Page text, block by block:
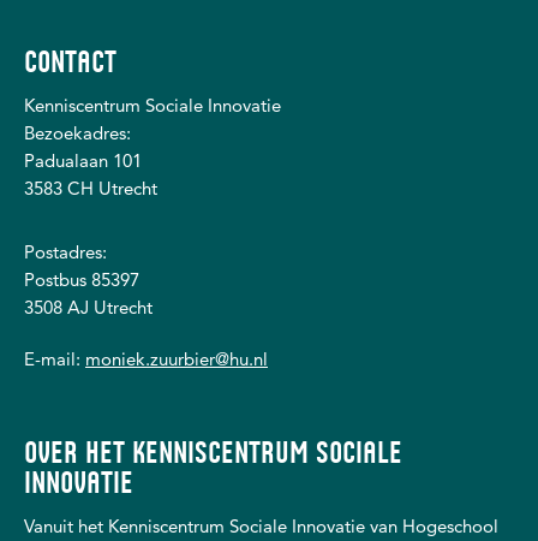
CONTACT
Kenniscentrum Sociale Innovatie
Bezoekadres:
Padualaan 101
3583 CH Utrecht
Postadres:
Postbus 85397
3508 AJ Utrecht
E-mail: moniek.zuurbier@hu.nl
OVER HET KENNISCENTRUM SOCIALE
INNOVATIE
Vanuit het Kenniscentrum Sociale Innovatie van Hogeschool